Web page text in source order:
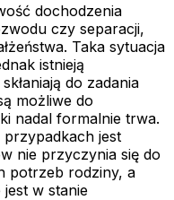
dochodzenia
czy separacji,
Taka sytuacja
istnieją
do zadania
możliwe do
nadal formalnie trwa.
jest
nie przyczynia się do
potrzeb rodziny, a
jest w stanie